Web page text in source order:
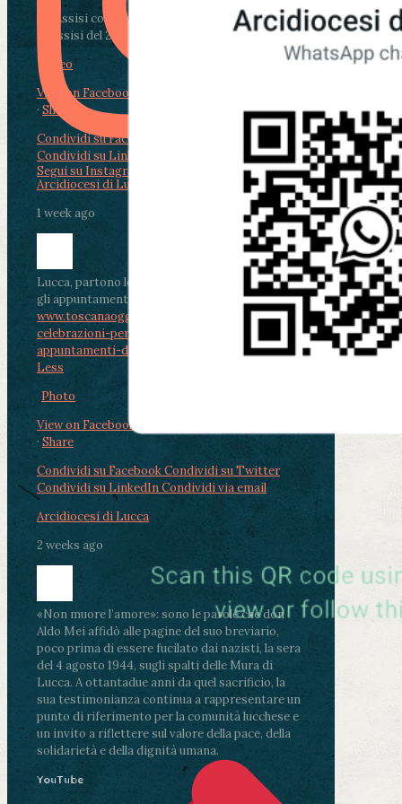
Da Assisi con i giovani per Celebrare il Perdono
di Assisi del 2 Ag...
Video
View on Facebook
· Share
Condividi su Facebook
Condividi su LinkedIn
Condividi via email
Arcidiocesi di Lucca
1 week ago
Lucca, partono le celebrazioni per don Aldo Mei:
gli appuntamenti dal 2 al 4 agosto
www.toscanaoggi.it/lucca-partono-le-
celebrazioni-per-don-aldo-mei-gli-
appuntamenti-dal-2-al-4-ago...
See MoreSee
Less
Photo
View on Facebook
· Share
Condividi su FacebookCondividi su Twitter
Condividi su LinkedInCondividi via email
Arcidiocesi di Lucca
2 weeks ago
«Non muore l’amore»: sono le parole che don
Aldo Mei affidò alle pagine del suo breviario,
poco prima di essere fucilato dai nazisti, la sera
del 4 agosto 1944, sugli spalti delle Mura di
Lucca. A ottantadue anni da quel sacrificio, la
sua testimonianza continua a rappresentare un
punto di riferimento per la comunità lucchese e
un invito a riflettere sul valore della pace, della
solidarietà e della dignità umana.
Segui su Instagram
YouTube